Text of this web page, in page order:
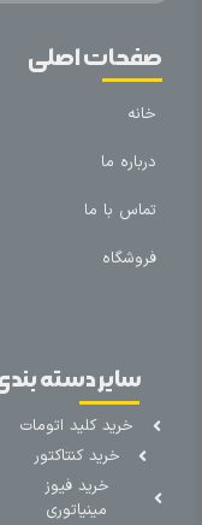
صفحات اصلی
خانه
درباره ما
تماس با ما
فروشگاه
سایر دسته
خرید کلید اتومات
خرید کنتاکتور
خرید فیوز
مینیاتوری